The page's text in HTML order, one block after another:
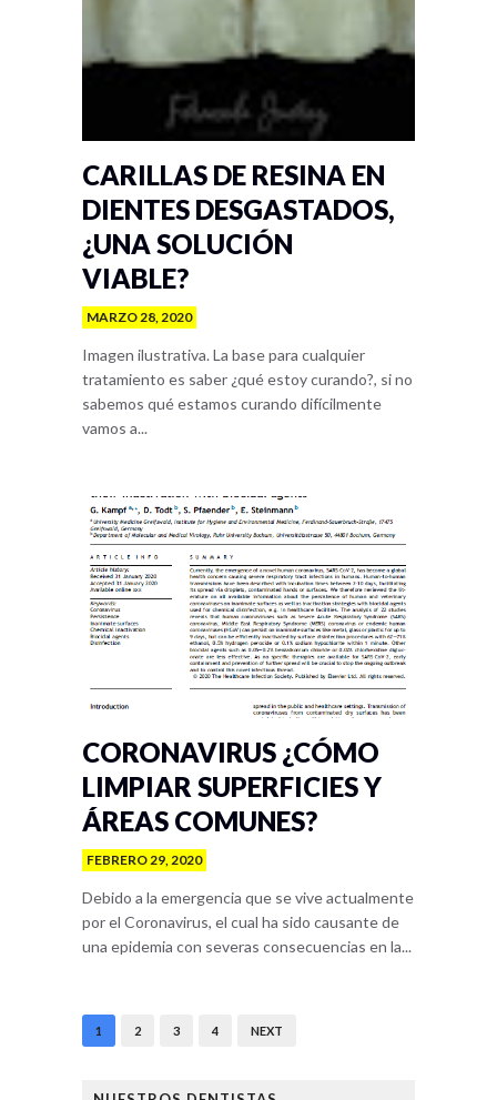
CARILLAS DE RESINA EN
DIENTES DESGASTADOS,
¿UNA SOLUCIÓN
VIABLE?
MARZO 28, 2020
Imagen ilustrativa. La base para cualquier
tratamiento es saber ¿qué estoy curando?, si no
sabemos qué estamos curando difícilmente
vamos a...
CORONAVIRUS ¿CÓMO
LIMPIAR SUPERFICIES Y
ÁREAS COMUNES?
FEBRERO 29, 2020
Debido a la emergencia que se vive actualmente
por el Coronavirus, el cual ha sido causante de
una epidemia con severas consecuencias en la...
1 2 3 4 NEXT